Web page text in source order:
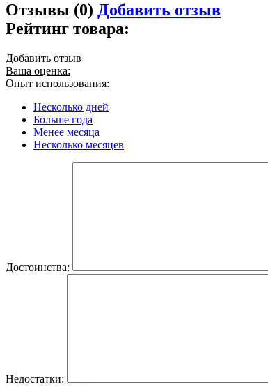
Отзывы (0) Добавить отзыв
Рейтинг товара:
Добавить отзыв
Ваша оценка:
Опыт использования:
Несколько дней
Больше года
Менее месяца
Несколько месяцев
Достоинства:
Недостатки: